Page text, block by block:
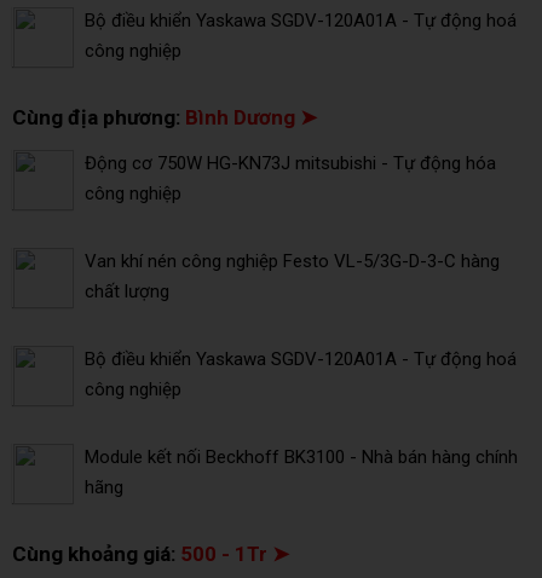
Bộ điều khiển Yaskawa SGDV-120A01A - Tự động hoá
công nghiệp
Cùng địa phương: Bình Dương ➤
Động cơ 750W HG-KN73J mitsubishi - Tự động hóa
công nghiệp
Van khí nén công nghiệp Festo VL-5/3G-D-3-C hàng
chất lượng
Bộ điều khiển Yaskawa SGDV-120A01A - Tự động hoá
công nghiệp
Module kết nối Beckhoff BK3100 - Nhà bán hàng chính
hãng
Cùng khoảng giá: 500 - 1Tr ➤